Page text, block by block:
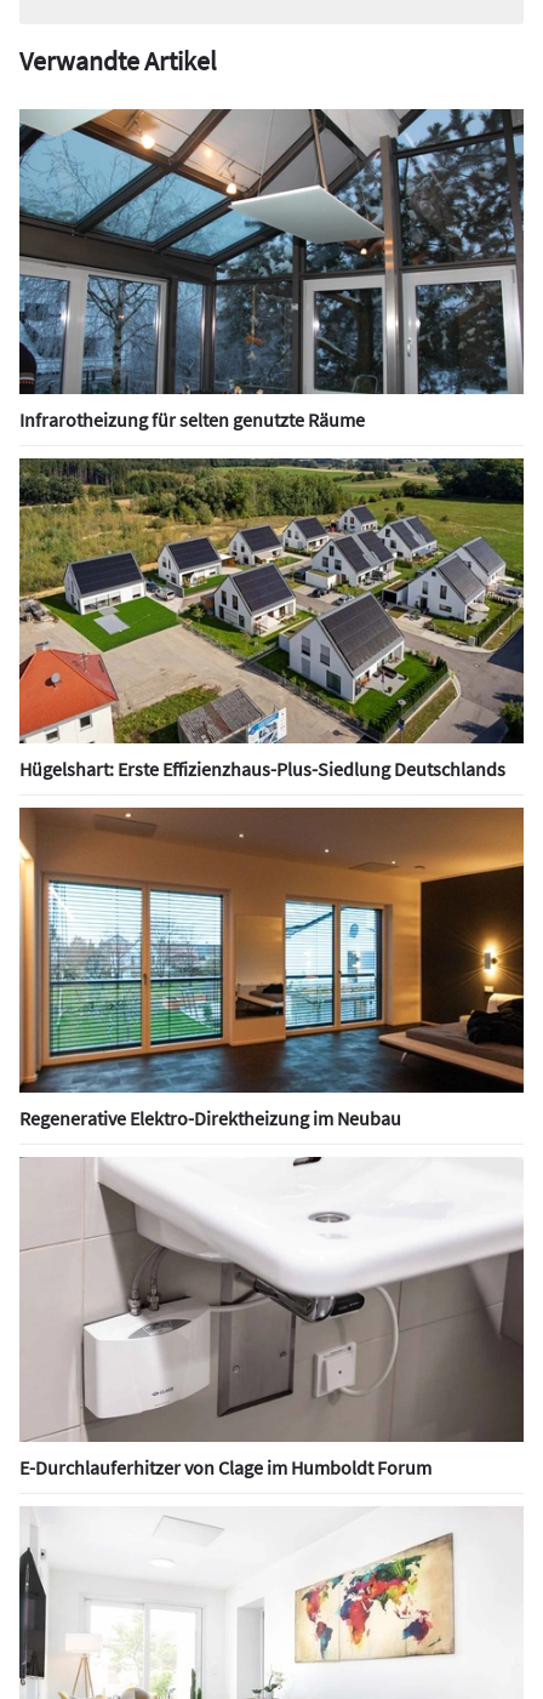
Verwandte Artikel
Infrarotheizung für selten genutzte Räume
Hügelshart: Erste Effizienzhaus-Plus-Siedlung Deutschlands
Regenerative Elektro-Direktheizung im Neubau
E-Durchlauferhitzer von Clage im Humboldt Forum